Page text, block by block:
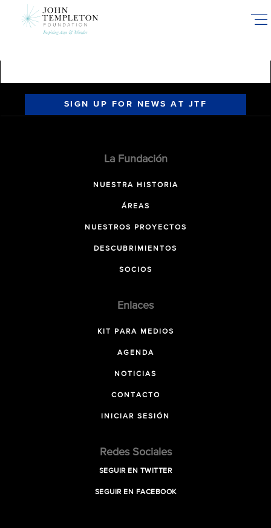
SIGN UP FOR NEWS AT JTF
La Fundación
NUESTRA HISTORIA
ÁREAS
NUESTROS PROYECTOS
DESCUBRIMIENTOS
SOCIOS
Enlaces
KIT PARA MEDIOS
AGENDA
NOTICIAS
CONTACTO
INICIAR SESIÓN
Redes Sociales
SEGUIR EN TWITTER
SEGUIR EN FACEBOOK